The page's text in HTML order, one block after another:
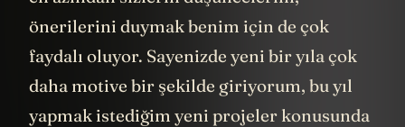
önerilerini duymak benim için de çok
faydalı oluyor. Sayenizde yeni bir yıla çok
daha motive bir şekilde giriyorum, bu yıl
yapmak istediğim yeni projeler konusunda